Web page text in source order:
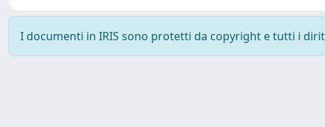
I documenti in IRIS sono protetti da copyright e tutti i